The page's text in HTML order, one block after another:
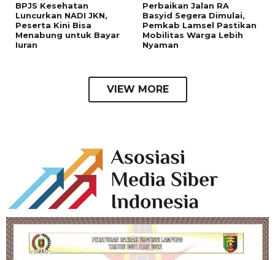
BPJS Kesehatan
Luncurkan NADI JKN,
Peserta Kini Bisa
Menabung untuk Bayar
Iuran
Perbaikan Jalan RA
Basyid Segera Dimulai,
Pemkab Lamsel Pastikan
Mobilitas Warga Lebih
Nyaman
VIEW MORE